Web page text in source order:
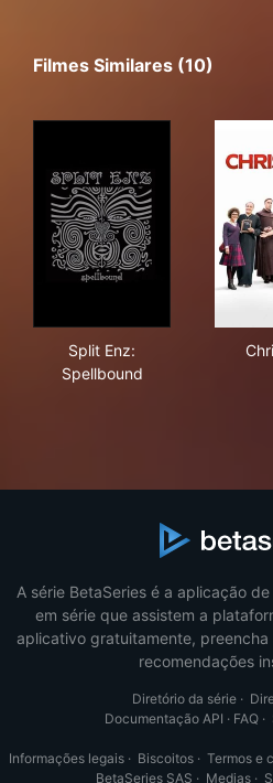
Filmes Similares (10)
Split Enz:
Spellbound
A série BetaSeries é a aplicação
em série que assistem a
aplicativo gratuitamente,
recomendações
Diretório da série ·
Documentação API · FAQ·
Informações legais · Biscoitos · Termos e
BetaSeries SAS · Medias·